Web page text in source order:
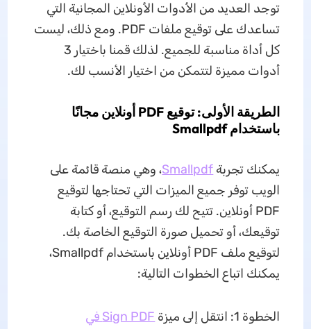
توجد العديد من الأدوات الأونلاين المجانية التي
تساعدك على توقيع ملفات PDF. ومع ذلك، ليست
كل أداة مناسبة للجميع. لذلك قمنا باختيار 3
أدوات مميزة لتتمكن من اختيار الأنسب لك.
الطريقة الأولى: توقيع PDF أونلاين مجانًا
باستخدام Smallpdf
يمكنك تجربة Smallpdf، وهي منصة قائمة على
الويب توفر جميع الميزات التي تحتاجها لتوقيع
PDF أونلاين. تتيح لك رسم التوقيع، أو كتابة
توقيعك، أو تحميل صورة التوقيع الخاصة بك.
لتوقيع ملف PDF أونلاين باستخدام Smallpdf،
يمكنك اتباع الخطوات التالية:
الخطوة 1: انتقل إلى ميزة
Sign PDF في